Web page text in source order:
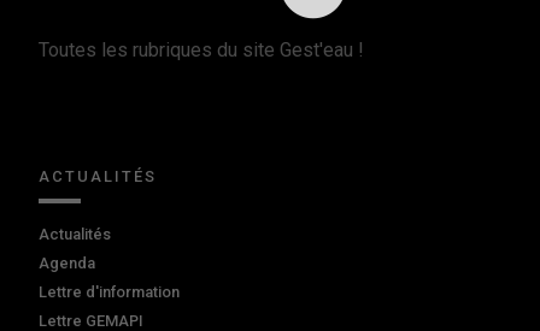
Toutes les rubriques du site Gest'eau !
ACTUALITÉS
Actualités
Agenda
Lettre d'information
Lettre GEMAPI